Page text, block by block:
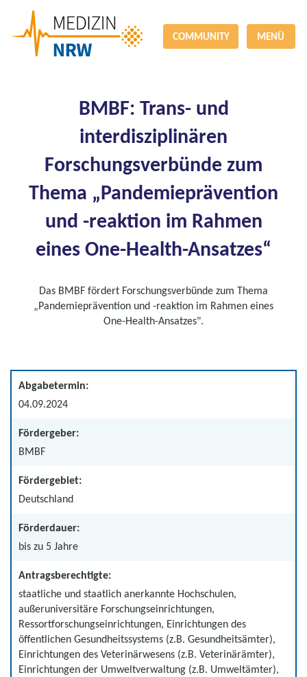
COMMUNITY MENÜ
BMBF: Trans- und
interdisziplinären
Forschungsverbünde zum
Thema „Pandemieprävention
und -reaktion im Rahmen
eines One-Health-Ansatzes“
Das BMBF fördert Forschungsverbünde zum Thema
„Pandemieprävention und -reaktion im Rahmen eines
One-Health-Ansatzes".
Abgabetermin:
04.09.2024
Fördergeber:
BMBF
Fördergebiet:
Deutschland
Förderdauer:
bis zu 5 Jahre
Antragsberechtigte:
staatliche und staatlich anerkannte Hochschulen,
außeruniversitäre Forschungseinrichtungen,
Ressortforschungseinrichtungen, Einrichtungen des
öffentlichen Gesundheitssystems (z.B. Gesundheitsämter),
Einrichtungen des Veterinärwesens (z.B. Veterinärämter),
Einrichtungen der Umweltverwaltung (z.B. Umweltämter),